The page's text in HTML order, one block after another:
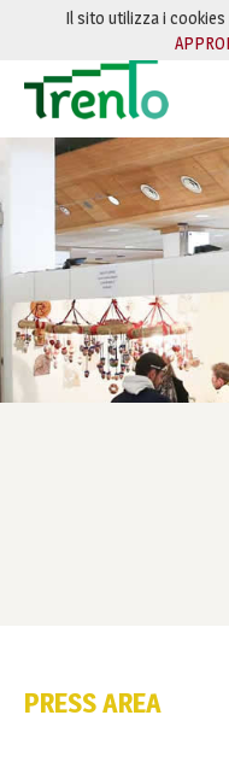
Salta al contenuto
PRESS AREA
Il sito utilizza i